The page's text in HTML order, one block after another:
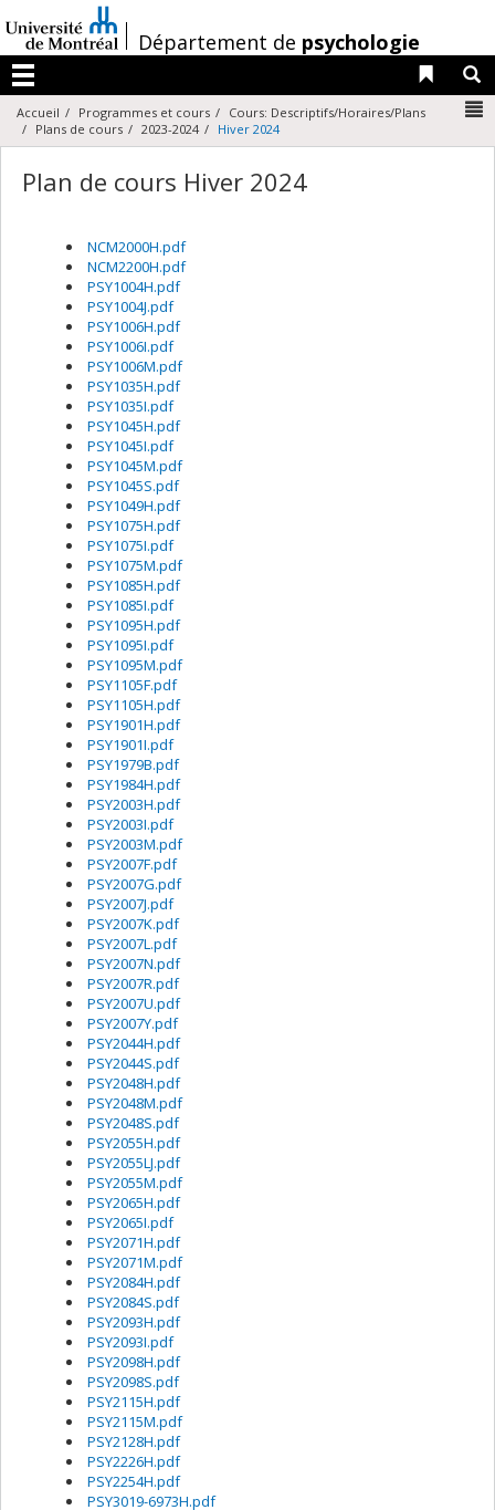
au
contenu
/Département de psychologie
Menu
Liens
Accueil Programmes et cours
Cours: Descriptifs/Horaires/Plans
Plans de cours
2023-2024 Hiver 2024
Plan de cours Hiver 2024
NCM2000H.pdf
NCM2200H.pdf
PSY1004H.pdf
PSY1004J.pdf
PSY1006H.pdf
PSY1006I.pdf
PSY1006M.pdf
PSY1035H.pdf
PSY1035I.pdf
PSY1045H.pdf
PSY1045I.pdf
PSY1045M.pdf
PSY1045S.pdf
PSY1049H.pdf
PSY1075H.pdf
PSY1075I.pdf
PSY1075M.pdf
PSY1085H.pdf
PSY1085I.pdf
PSY1095H.pdf
PSY1095I.pdf
PSY1095M.pdf
PSY1105F.pdf
PSY1105H.pdf
PSY1901H.pdf
PSY1901I.pdf
PSY1979B.pdf
PSY1984H.pdf
PSY2003H.pdf
PSY2003I.pdf
PSY2003M.pdf
PSY2007F.pdf
PSY2007G.pdf
PSY2007J.pdf
PSY2007K.pdf
PSY2007L.pdf
PSY2007N.pdf
PSY2007R.pdf
PSY2007U.pdf
PSY2007Y.pdf
PSY2044H.pdf
PSY2044S.pdf
PSY2048H.pdf
PSY2048M.pdf
PSY2048S.pdf
PSY2055H.pdf
PSY2055LJ.pdf
PSY2055M.pdf
PSY2065H.pdf
PSY2065I.pdf
PSY2071H.pdf
PSY2071M.pdf
PSY2084H.pdf
PSY2084S.pdf
PSY2093H.pdf
PSY2093I.pdf
PSY2098H.pdf
PSY2098S.pdf
PSY2115H.pdf
PSY2115M.pdf
PSY2128H.pdf
PSY2226H.pdf
PSY2254H.pdf
PSY3019-6973H.pdf